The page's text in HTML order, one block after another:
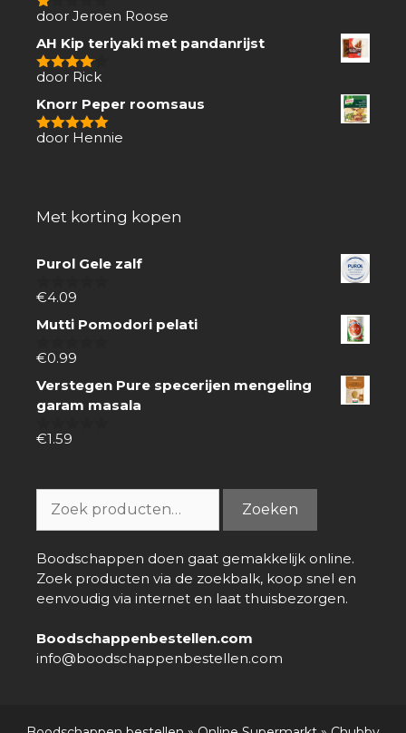
1
5
door Jeroen Roose
AH Kip teriyaki met pandanrijst
4van 5
door Rick
Knorr Peper roomsaus
5van 5
door Hennie
Met korting kopen
Purol Gele zalf
0
5
€4.09
Mutti Pomodori pelati
0
5
€0.99
Verstegen Pure specerijen mengeling
garam masala
0
€1.59
naar:
Zoeken
Boodschappen doen gaat gemakkelijk online.
Zoek producten via de zoekbalk, koop snel en
eenvoudig via internet en laat thuisbezorgen.
Boodschappenbestellen.com
info@boodschappenbestellen.com